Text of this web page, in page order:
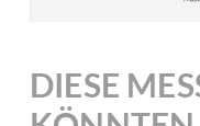
DIESE